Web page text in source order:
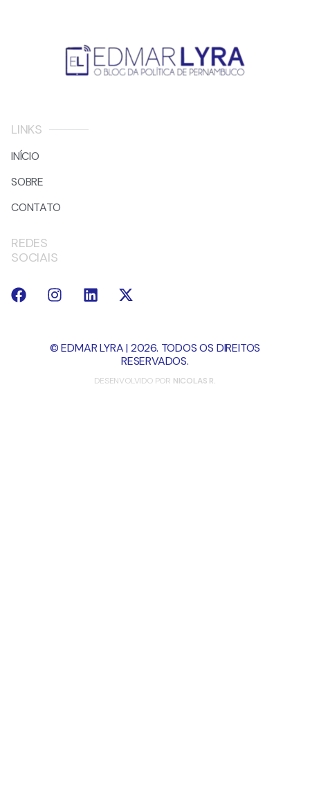
LINKS
INÍCIO
SOBRE
CONTATO
REDES
SOCIAIS
© EDMAR LYRA | 2026. TODOS OS DIREITOS
RESERVADOS.
DESENVOLVIDO POR NICOLAS R.